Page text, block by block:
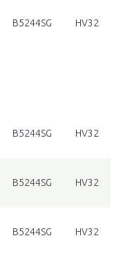
B5244SG HV32
B5244SG HV32
B5244SG HV32
B5244SG HV32